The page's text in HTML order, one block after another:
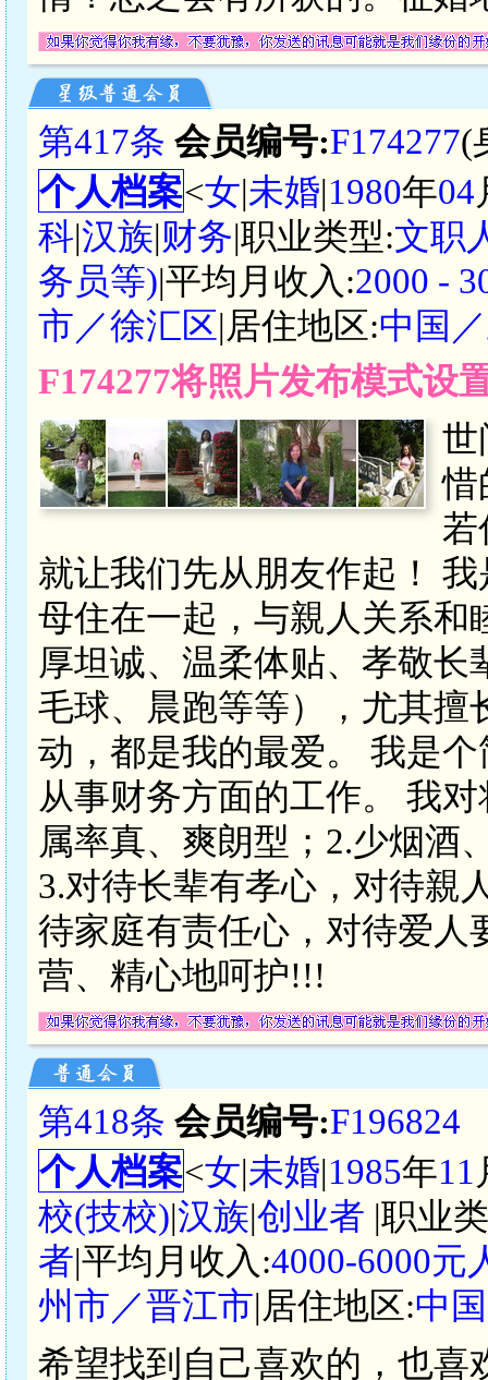
第417条 会员编号:F174277(
个人档案<女|未婚|1980年04
科|汉族|财务|职业类型:文职
务员等)|平均月收入:2000 -
市／徐汇区|居住地区:中国
F174277将照片发布模式设
世
惜
若
就让我们先从朋友作起！
母住在一起，与親人关系和
厚坦诚、温柔体贴、孝敬
毛球、晨跑等等），尤其擅
动，都是我的最爱。 我是
从事财务方面的工作。 我
属率真、爽朗型；2.少烟酒
3.对待长辈有孝心，对待親
待家庭有责任心，对待爱人
营、精心地呵护!!!
第418条 会员编号:F196824
个人档案<女|未婚|1985年11
校(技校)|汉族|创业者 |职业
者|平均月收入:4000-6000元
州市／晋江市|居住地区:中
希望找到自己喜欢的，也喜